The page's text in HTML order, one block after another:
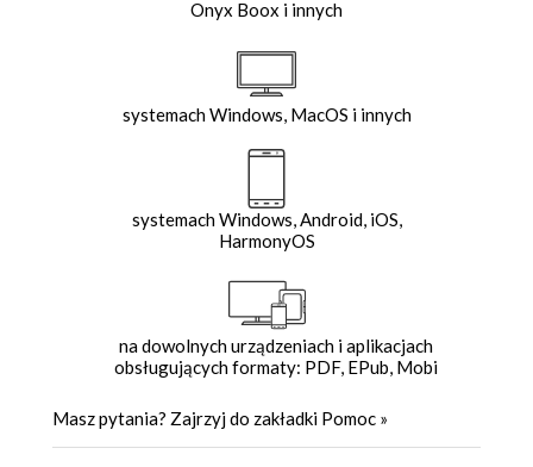
Onyx Boox i innych
systemach Windows, MacOS i innych
systemach Windows, Android, iOS,
HarmonyOS
na dowolnych urządzeniach i aplikacjach
obsługujących formaty: PDF, EPub, Mobi
Masz pytania? Zajrzyj do zakładki Pomoc »